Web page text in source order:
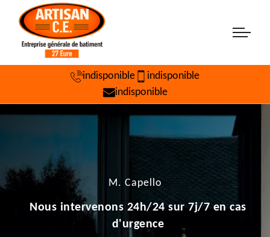
indisponible
indisponible
indisponible
M. Capello
Nous intervenons 24h/24 sur 7j/7 en cas
d'urgence